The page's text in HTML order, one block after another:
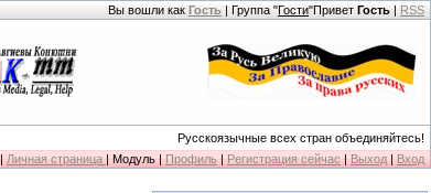
Вы вошли как Гость | Группа "Гости"Привет Гость | RSS
Русскоязычные всех стран объединяйтесь!
| Личная страница | Модуль | Профиль | Регистрация сейчас | Выход | Вход